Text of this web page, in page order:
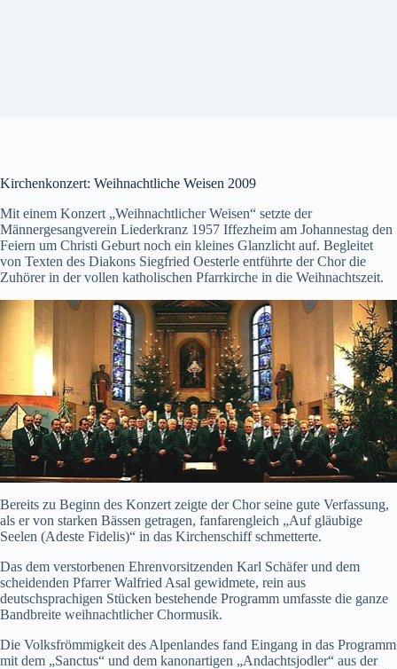
Kirchenkonzert: Weihnachtliche Weisen 2009
Mit einem Konzert „Weihnachtlicher Weisen“ setzte der
Männergesangverein Liederkranz 1957 Iffezheim am Johannestag den
Feiern um Christi Geburt noch ein kleines Glanzlicht auf. Begleitet
von Texten des Diakons Siegfried Oesterle entführte der Chor die
Zuhörer in der vollen katholischen Pfarrkirche in die Weihnachtszeit.
Bereits zu Beginn des Konzert zeigte der Chor seine gute Verfassung,
als er von starken Bässen getragen, fanfarengleich „Auf gläubige
Seelen (Adeste Fidelis)“ in das Kirchenschiff schmetterte.
Das dem verstorbenen Ehrenvorsitzenden Karl Schäfer und dem
scheidenden Pfarrer Walfried Asal gewidmete, rein aus
deutschsprachigen Stücken bestehende Programm umfasste die ganze
Bandbreite weihnachtlicher Chormusik.
Die Volksfrömmigkeit des Alpenlandes fand Eingang in das Programm
mit dem „Sanctus“ und dem kanonartigen „Andachtsjodler“ aus der